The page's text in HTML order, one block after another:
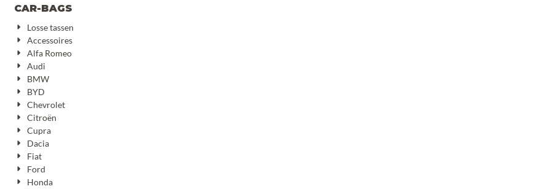
CAR-BAGS
Losse tassen
Accessoires
Alfa Romeo
Audi
BMW
BYD
Chevrolet
Citroën
Cupra
Dacia
Fiat
Ford
Honda